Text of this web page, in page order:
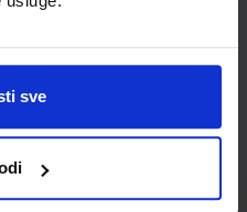
sve